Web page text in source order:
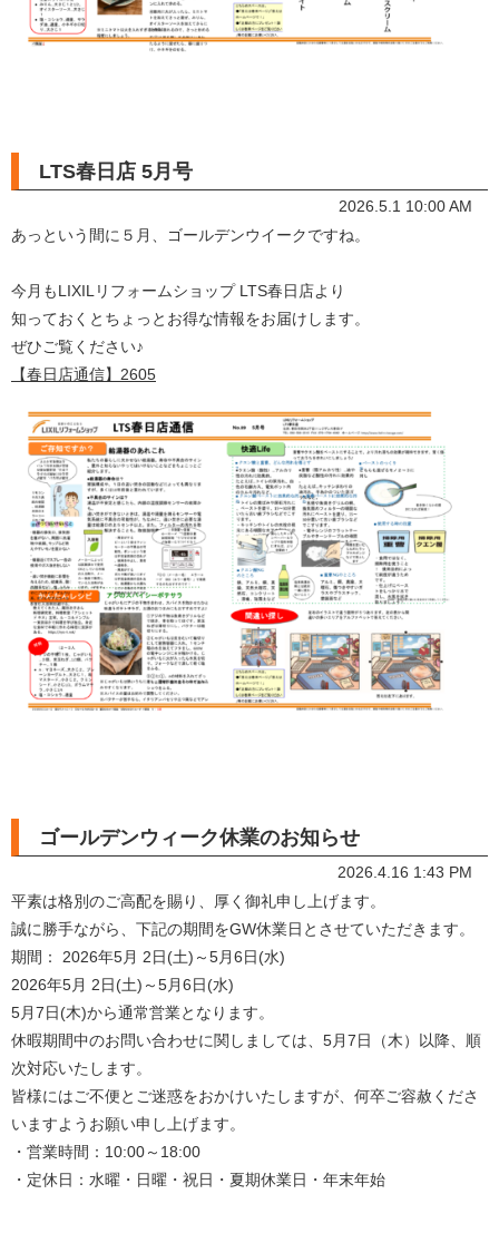
LTS春日店 5月号
2026.5.1 10:00 AM
あっという間に５月、ゴールデンウイークですね。
今月もLIXILリフォームショップ LTS春日店より
知っておくとちょっとお得な情報をお届けします。
ぜひご覧ください♪
【春日店通信】2605
ゴールデンウィーク休業のお知らせ
2026.4.16 1:43 PM
平素は格別のご高配を賜り、厚く御礼申し上げます。
誠に勝手ながら、下記の期間をGW休業日とさせていただきます。
期間： 2026年5月 2日(土)～5月6日(水)
2026年5月 2日(土)～5月6日(水)
5月7日(木)から通常営業となります。
休暇期間中のお問い合わせに関しましては、5月7日（木）以降、順
次対応いたします。
皆様にはご不便とご迷惑をおかけいたしますが、何卒ご容赦くださ
いますようお願い申し上げます。
・営業時間：10:00～18:00
・定休日：水曜・日曜・祝日・夏期休業日・年末年始